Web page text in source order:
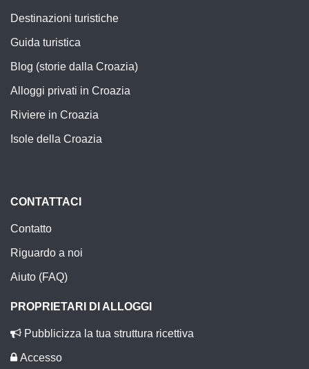
Destinazioni turistiche
Guida turistica
Blog (storie dalla Croazia)
Alloggi privati in Croazia
Riviere in Croazia
Isole della Croazia
CONTATTACI
Contatto
Riguardo a noi
Aiuto (FAQ)
PROPRIETARI DI ALLOGGI
Pubblicizza la tua struttura ricettiva
Accesso